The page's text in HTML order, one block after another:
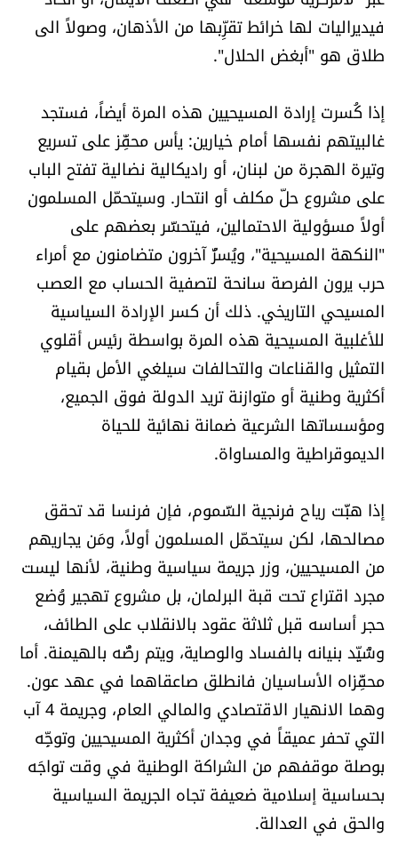
فيديراليات لها خرائط تقرِّبها من الأذهان، وصولاً الى
طلاق هو "أبغض الحلال".
إذا كُسرت إرادة المسيحيين هذه المرة أيضاً، فستجد
غالبيتهم نفسها أمام خيارين: يأس محفِّز على تسريع
وتيرة الهجرة من لبنان، أو راديكالية نضالية تفتح الباب
على مشروع حلّ مكلف أو انتحار. وسيتحمّل المسلمون
أولاً مسؤولية الاحتمالين، فيتحسَّر بعضهم على
"النكهة المسيحية"، ويُسرُّ آخرون متضامنون مع أمراء
حرب يرون الفرصة سانحة لتصفية الحساب مع العصب
المسيحي التاريخي. ذلك أن كسر الإرادة السياسية
للأغلبية المسيحية هذه المرة بواسطة رئيس أقلوي
التمثيل والقناعات والتحالفات سيلغي الأمل بقيام
أكثرية وطنية أو متوازنة تريد الدولة فوق الجميع،
ومؤسساتها الشرعية ضمانة نهائية للحياة
الديموقراطية والمساواة.
إذا هبَّت رياح فرنجية السَّموم، فإن فرنسا قد تحقق
مصالحها، لكن سيتحمّل المسلمون أولاً، ومَن يجاريهم
من المسيحيين، وزر جريمة سياسية وطنية، لأنها ليست
مجرد اقتراع تحت قبة البرلمان، بل مشروع تهجير وُضع
حجر أساسه قبل ثلاثة عقود بالانقلاب على الطائف،
وشُيِّد بنيانه بالفساد والوصاية، ويتم رصُّه بالهيمنة. أما
محفِّزاه الأساسيان فانطلق صاعقاهما في عهد عون.
وهما الانهيار الاقتصادي والمالي العام، وجريمة 4 آب
التي تحفر عميقاً في وجدان أكثرية المسيحيين وتوجِّه
بوصلة موقفهم من الشراكة الوطنية في وقت تواجَه
بحساسية إسلامية ضعيفة تجاه الجريمة السياسية
والحق في العدالة.